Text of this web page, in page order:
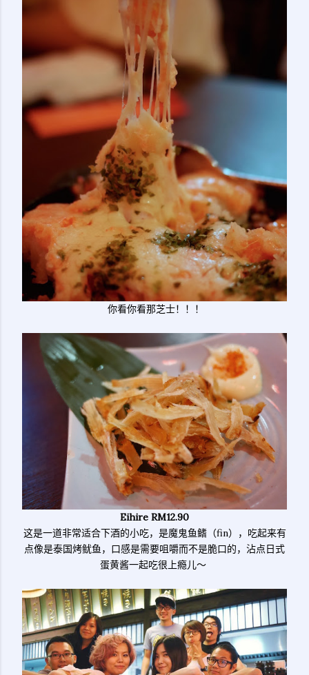
你看你看那芝士！！！
Eihire RM12.90
这是一道非常适合下酒的小吃，是魔鬼鱼鳍（fin），吃起来有
点像是泰国烤鱿鱼，口感是需要咀嚼而不是脆口的，沾点日式
蛋黄酱一起吃很上瘾儿～